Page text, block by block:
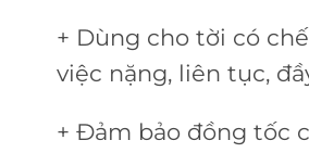
+ Dùng cho tời có
việc nặng, liên tục,
+ Đảm bảo đồng tốc